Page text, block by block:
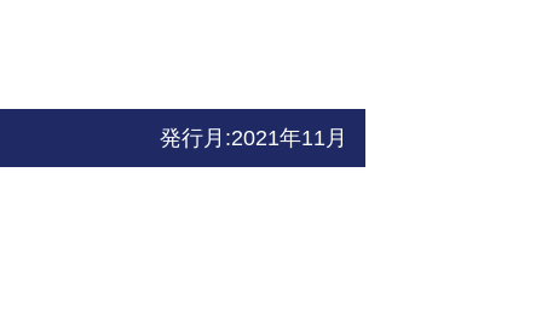
発行月:2021年11月